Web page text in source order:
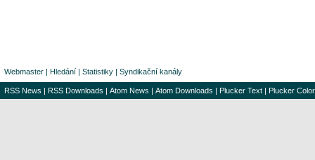
Webmaster | Hledání | Statistiky | Syndikační kanály
RSS News | RSS Downloads | Atom News | Atom Downloads | Plucker Text | Plucker Color